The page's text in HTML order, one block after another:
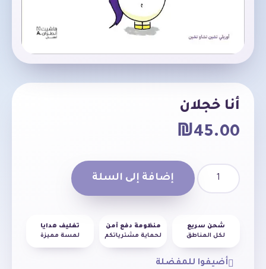
أنا خجلان
₪45.00
إضافة إلى السلة
شحن سريع
لكل المناطق
منظومة دفع آمن
لحماية مشترياتكم
تغليف هدايا
لمسة مميزة
أضيفوا للمفضلة